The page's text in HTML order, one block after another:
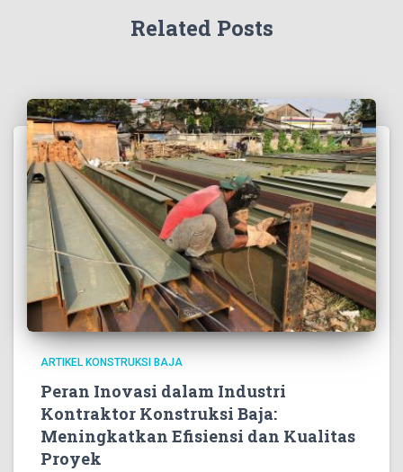
Related Posts
ARTIKEL KONSTRUKSI BAJA
Peran Inovasi dalam Industri
Kontraktor Konstruksi Baja:
Meningkatkan Efisiensi dan Kualitas
Proyek